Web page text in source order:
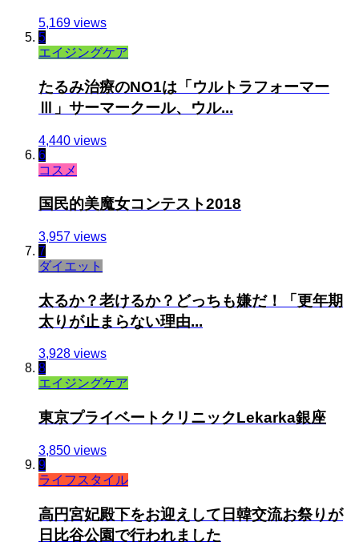
5,169 views
5
エイジングケア
たるみ治療のNO1は「ウルトラフォーマー
Ⅲ」サーマークール、ウル...
4,440 views
6
コスメ
国民的美魔女コンテスト2018
3,957 views
7
ダイエット
太るか？老けるか？どっちも嫌だ！「更年期
太りが止まらない理由...
3,928 views
8
エイジングケア
東京プライベートクリニックLekarka銀座
3,850 views
9
ライフスタイル
高円宮妃殿下をお迎えして日韓交流お祭りが
日比谷公園で行われました